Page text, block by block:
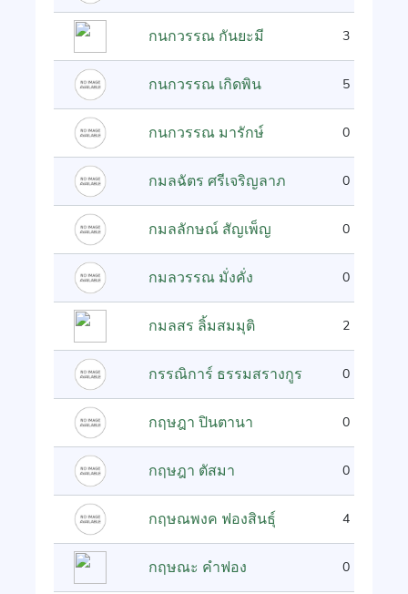
กนกวรรณ กันยะมี 3
กนกวรรณ เกิดพิน 5
กนกวรรณ มารักษ์ 0
กมลฉัตร ศรีเจริญลาภ 0
กมลลักษณ์ สัญเพ็ญ 0
กมลวรรณ มั่งคั่ง 0
กมลสร ลิ้มสมมุติ 2
กรรณิการ์ ธรรมสรางกูร 0
กฤษฎา ปินตานา 0
กฤษฎา ตัสมา 0
กฤษณพงค ฟองสินธุ์ 4
กฤษณะ คำฟอง 0